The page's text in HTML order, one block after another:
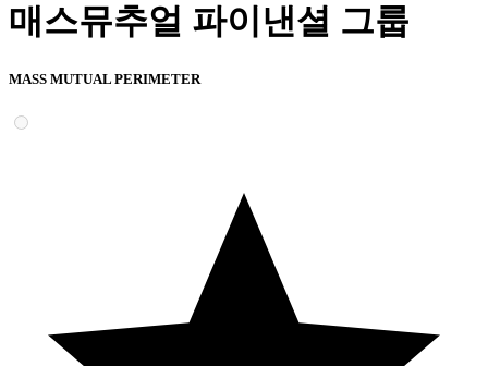
매스뮤추얼 파이낸셜 그룹
MASS MUTUAL PERIMETER